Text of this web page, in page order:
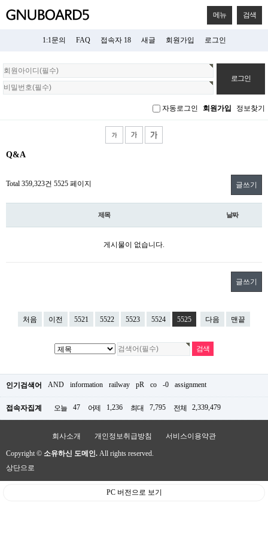
메뉴 검색
1:1문의 FAQ 접속자 18 새글 회원가입 로그인
회
원
로
자동로그인 회원가입 정보찾기
Q&A
Total 359,323건 5525 페이지 글쓰기
제목 날짜
게시물이 없습니다.
글쓰기
처음 이전 5521 5522 5523 5524 5525 다음 맨끝
인기검색어 AND information railway pR co -0 assignment
접속자집계 오늘 47 어제 1,236 최대 7,795 전체 2,339,479
회사소개 개인정보취급방침 서비스이용약관
Copyright © 소유하신 도메인. All rights reserved.
상단으로
PC 버전으로 보기